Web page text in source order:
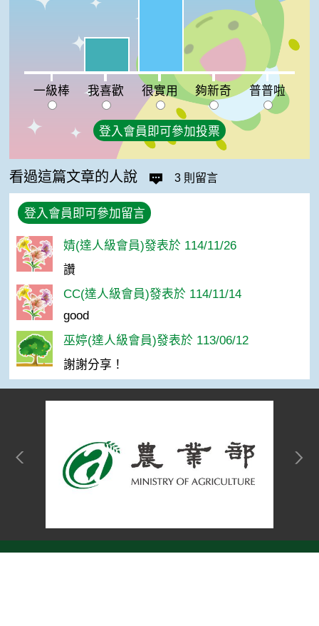
一級棒:0%
我喜歡:25%
夠新奇:0%普普啦:0%
一級棒 我喜歡 很實用 夠新奇 普普啦
登入會員即可參加投票
看過這篇文章的人說 3 則留言
登入會員即可參加留言
婧(達人級會員)發表於 114/11/26
讚
CC(達人級會員)發表於 114/11/14
good
巫婷(達人級會員)發表於 113/06/12
謝謝分享！